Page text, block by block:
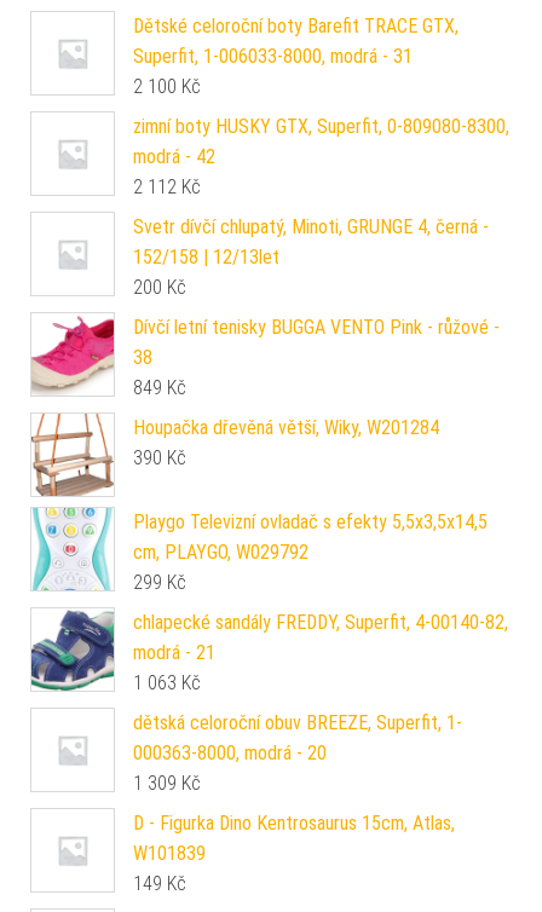
Dětské celoroční boty Barefit TRACE GTX,
Superfit, 1-006033-8000, modrá - 31
2 100 Kč
zimní boty HUSKY GTX, Superfit, 0-809080-8300,
modrá - 42
2 112 Kč
Svetr dívčí chlupatý, Minoti, GRUNGE 4, černá -
152/158 | 12/13let
200 Kč
Dívčí letní tenisky BUGGA VENTO Pink - růžové -
38
849 Kč
Houpačka dřevěná větší, Wiky, W201284
390 Kč
Playgo Televizní ovladač s efekty 5,5x3,5x14,5
cm, PLAYGO, W029792
299 Kč
chlapecké sandály FREDDY, Superfit, 4-00140-82,
modrá - 21
1 063 Kč
dětská celoroční obuv BREEZE, Superfit, 1-
000363-8000, modrá - 20
1 309 Kč
D - Figurka Dino Kentrosaurus 15cm, Atlas,
W101839
149 Kč